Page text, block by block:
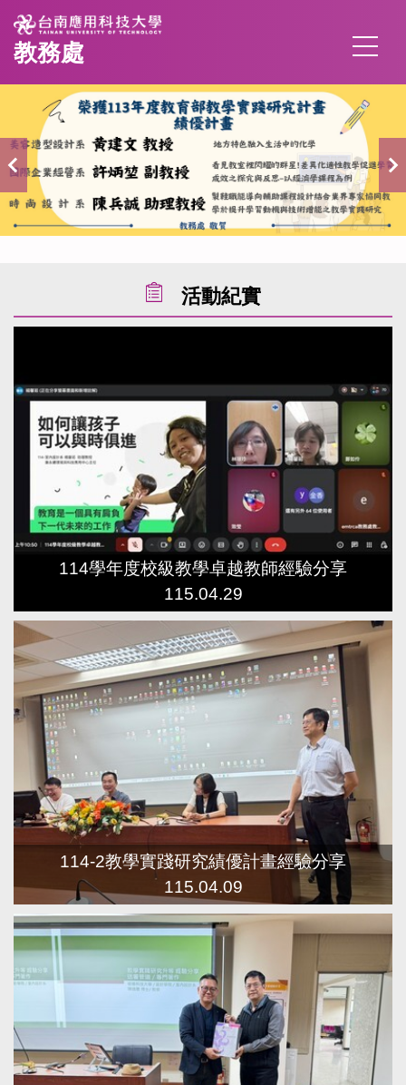
跳
到
主
區
教務處
活動紀實
114學年度校級教學卓越教師經驗分享
115.04.29
114-2教學實踐研究績優計畫經驗分享
115.04.09